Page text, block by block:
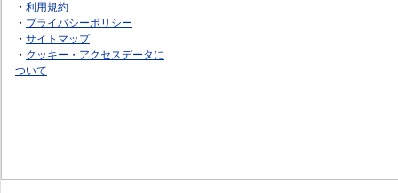
・ 利用規約
・ プライバシーポリシー
・ サイトマップ
・ クッキー・アクセスデータに
ついて